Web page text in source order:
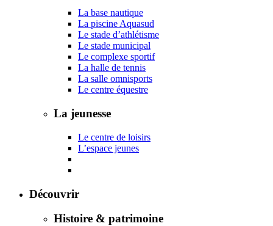
La base nautique
La piscine Aquasud
Le stade d’athlétisme
Le stade municipal
Le complexe sportif
La halle de tennis
La salle omnisports
Le centre équestre
La jeunesse
Le centre de loisirs
L’espace jeunes
Découvrir
Histoire & patrimoine